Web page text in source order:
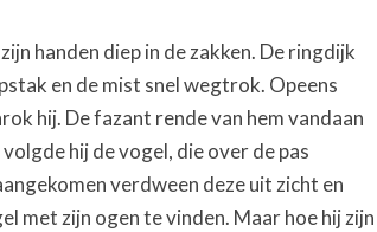
handen diep in de zakken. De ringdijk
en de mist snel wegtrok. Opeens
hij. De fazant rende van hem vandaan
hij de vogel, die over de pas
verdween deze uit zicht en
met zijn ogen te vinden. Maar hoe hij zijn